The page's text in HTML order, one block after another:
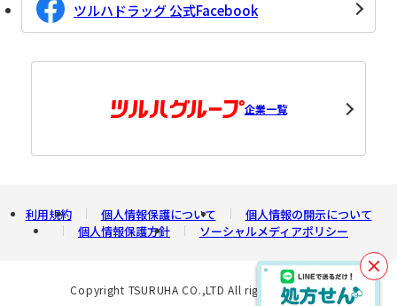
閉
ツルハドラッグ 公式Facebook
企業一覧
利用規約 個人情報保護について
個人情報の開示について
個人情報保護方針
ソーシャルメディアポリシー
Copyright TSURUHA CO.,LTD All rights reserved.